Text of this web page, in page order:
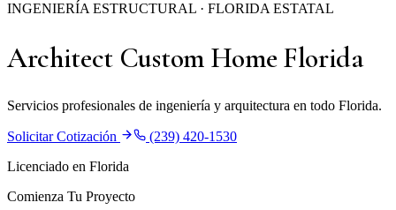
INGENIERÍA ESTRUCTURAL · FLORIDA ESTATAL
Architect Custom Home Florida
Servicios profesionales de ingeniería y arquitectura en todo Florida.
Solicitar Cotización
(239) 420-1530
Licenciado en Florida
Comienza Tu Proyecto